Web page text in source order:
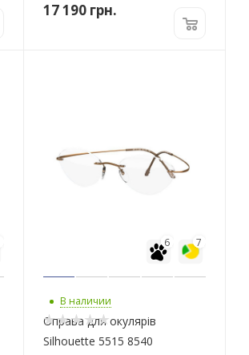
17 190 грн.
7
6
В наличии
Оправа для окулярів
Silhouette 5515 8540